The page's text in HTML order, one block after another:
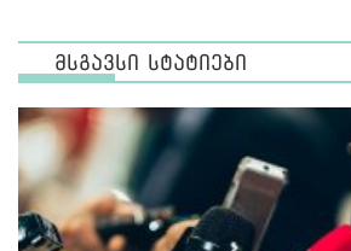
მსგავსი სტატიები